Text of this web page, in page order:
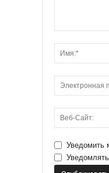
Уведомить